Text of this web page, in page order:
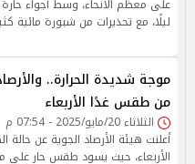
على معظم الأنحاء، وسط أجواء حارة
ليلًا، مع تحذيرات من شبورة مائية
موجة شديدة الحرارة..
من طقس غدًا الأربعاء
الثلاثاء 20/مايو/2025 - 07:54 م
أعلنت هيئة الأرصاد الجوية عن
الأربعاء، حيث يسود طقس حار على